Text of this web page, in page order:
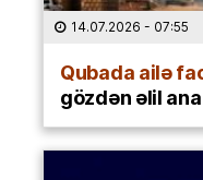
14.07.2026 - 07:55
Qubada ailə
gözdən əlil